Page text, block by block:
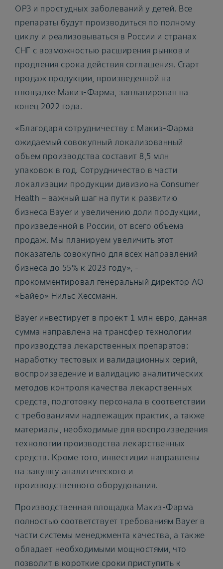
ОРЗ и простудных заболеваний у детей. Все
препараты будут производиться по полному
циклу и реализовываться в России и странах
СНГ с возможностью расширения рынков и
продления срока действия соглашения. Старт
продаж продукции, произведенной на
площадке Макиз-Фарма, запланирован на
конец 2022 года.
«Благодаря сотрудничеству с Макиз-Фарма
ожидаемый совокупный локализованный
объем производства составит 8,5 млн
упаковок в год. Сотрудничество в части
локализации продукции дивизиона Consumer
Health – важный шаг на пути к развитию
бизнеса Bayer и увеличению доли продукции,
произведенной в России, от всего объема
продаж. Мы планируем увеличить этот
показатель совокупно для всех направлений
бизнеса до 55% к 2023 году», -
прокомментировал генеральный директор АО
«Байер» Нильс Хессманн.
Bayer инвестирует в проект 1 млн евро, данная
сумма направлена на трансфер технологии
производства лекарственных препаратов:
наработку тестовых и валидационных серий,
воспроизведение и валидацию аналитических
методов контроля качества лекарственных
средств, подготовку персонала в соответствии
с требованиями надлежащих практик, а также
материалы, необходимые для воспроизведения
технологии производства лекарственных
средств. Кроме того, инвестиции направлены
на закупку аналитического и
производственного оборудования.
Производственная площадка Макиз-Фарма
полностью соответствует требованиям Bayer в
части системы менеджмента качества, а также
обладает необходимыми мощностями, что
позволит в короткие сроки приступить к